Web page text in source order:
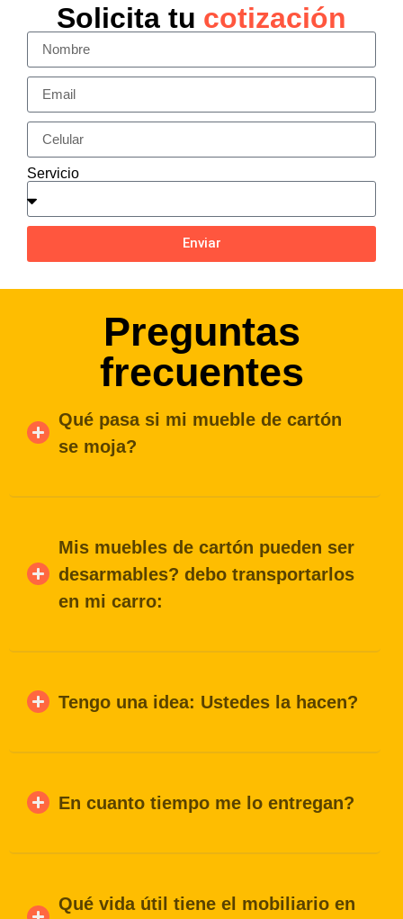
Solicita tu cotización
Servicio
Enviar
Preguntas
frecuentes
Qué pasa si mi mueble de cartón
se moja?
Mis muebles de cartón pueden ser
desarmables? debo transportarlos
en mi carro:
Tengo una idea: Ustedes la hacen?
En cuanto tiempo me lo entregan?
Qué vida útil tiene el mobiliario en